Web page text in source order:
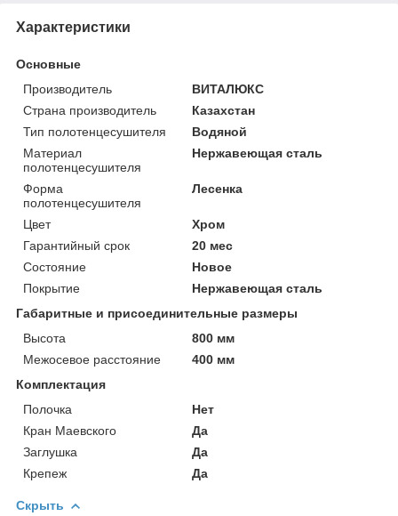
Характеристики
Основные
Производитель
ВИТАЛЮКС
Страна производитель
Казахстан
Тип полотенцесушителя
Водяной
Материал
полотенцесушителя
Нержавеющая сталь
Форма
полотенцесушителя
Лесенка
Цвет
Хром
Гарантийный срок
20 мес
Состояние
Новое
Покрытие
Нержавеющая сталь
Габаритные и присоединительные размеры
Высота
800 мм
Межосевое расстояние
400 мм
Комплектация
Полочка
Нет
Кран Маевского
Да
Заглушка
Да
Крепеж
Да
Скрыть